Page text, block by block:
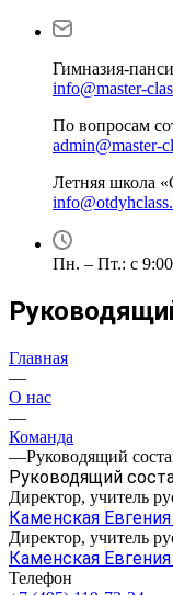
Гимназия-
info@master-
По вопросам
admin@master-
Летняя школа
Пн. – Пт.: с
Главная
—
О нас
—
Команда
—Руководящий
Руководящий
Директор, учитель
Каменская
Директор, учитель
Каменская
Телефон